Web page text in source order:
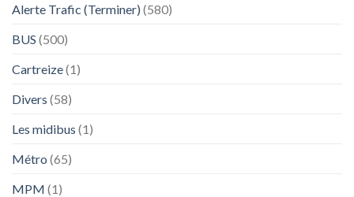
Alerte Trafic (Terminer) (580)
BUS (500)
Cartreize(1)
Divers (58)
Les midibus (1)
Métro (65)
MPM (1)